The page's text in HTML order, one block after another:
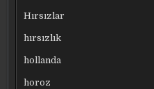
Hırsızlar
hırsızlık
hollanda
horoz